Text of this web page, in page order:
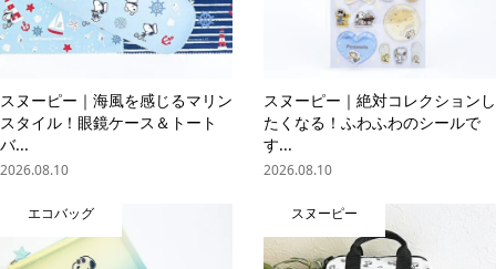
スヌーピー｜海風を感じるマリン
スタイル！眼鏡ケース＆トート
バ...
2026.08.10
スヌーピー｜絶対コレクションし
たくなる！ふわふわのシールで
す...
2026.08.10
エコバッグ スヌーピー